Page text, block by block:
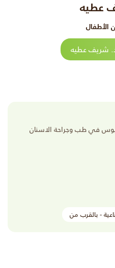
عطيه
الأطفال
د. شريف عطيه
في طب وجراحة الاسنان